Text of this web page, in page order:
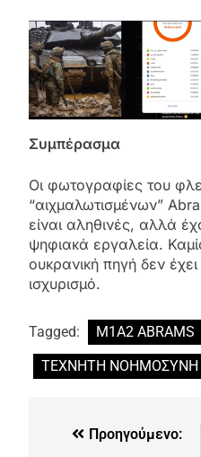
Συμπέρασμα
Οι φωτογραφίες του
“αιχμαλωτισμένων”
είναι αληθινές, αλλά
ψηφιακά εργαλεία.
ουκρανική πηγή δεν
ισχυρισμό.
Tagged: M1A2 ABRAMS
ΤΕΧΝΗΤΗ ΝΟΗΜΟΣΥΝΗ
Προηγούμενο: